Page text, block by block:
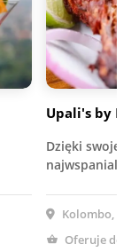
Upali's by
Dzięki swojej
Kolombo,
Oferuje